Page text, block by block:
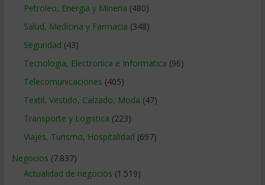
Petroleo, Energia y Mineria (480)
Salud, Medicina y Farmacia (348)
Seguridad (43)
Tecnologia, Electronica e Informatica (96)
Telecomunicaciones (405)
Textil, Vestido, Calzado, Moda (47)
Transporte y Logistica (223)
Viajes, Turismo, Hospitalidad (697)
Negocios (7.837)
Actualidad de negocios (1.519)